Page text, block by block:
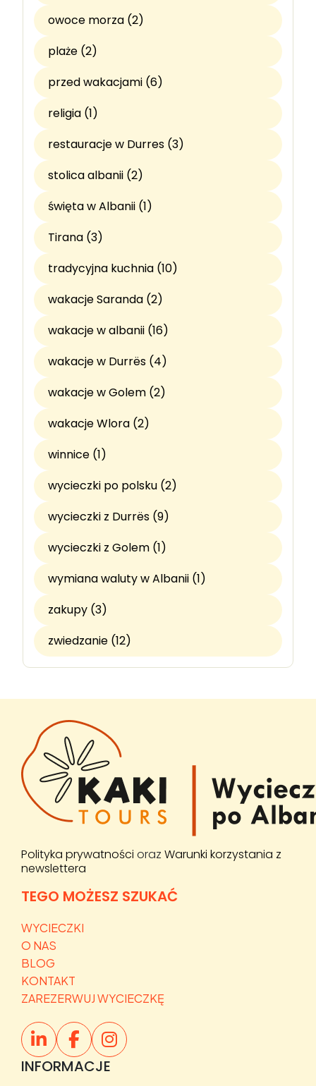
owoce morza (2)
plaże (2)
przed wakacjami (6)
religia (1)
restauracje w Durres (3)
stolica albanii (2)
święta w Albanii (1)
Tirana (3)
tradycyjna kuchnia (10)
wakacje Saranda (2)
wakacje w albanii (16)
wakacje w Durrës (4)
wakacje w Golem (2)
wakacje Wlora (2)
winnice (1)
wycieczki po polsku (2)
wycieczki z Durrës (9)
wycieczki z Golem (1)
wymiana waluty w Albanii (1)
zakupy (3)
zwiedzanie (12)
Polityka prywatności oraz Warunki korzystania z
newslettera
TEGO MOŻESZ SZUKAĆ
WYCIECZKI
O NAS
BLOG
KONTAKT
ZAREZERWUJ WYCIECZKĘ
INFORMACJE